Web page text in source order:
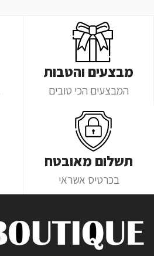
מבצעים והטבות
המבצעים הכי טובים
תשלום מאובטח
בכרטיס אשראי